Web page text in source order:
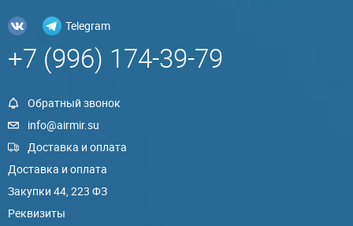
Telegram
+7 (996) 174-39-79
Обратный звонок
info@airmir.su
Доставка и оплата
Доставка и оплата
Закупки 44, 223 ФЗ
Реквизиты